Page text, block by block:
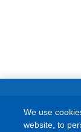
We use
website, to